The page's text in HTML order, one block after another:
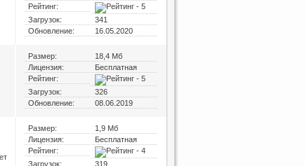
Рейтинг:
Загрузок:
341
Обновление:
16.05.2020
Размер:
18,4 Мб
Лицензия:
Бесплатная
Рейтинг:
Загрузок:
326
Обновление:
08.06.2019
Размер:
1,9 Мб
Лицензия:
Бесплатная
Рейтинг:
Загрузок:
319